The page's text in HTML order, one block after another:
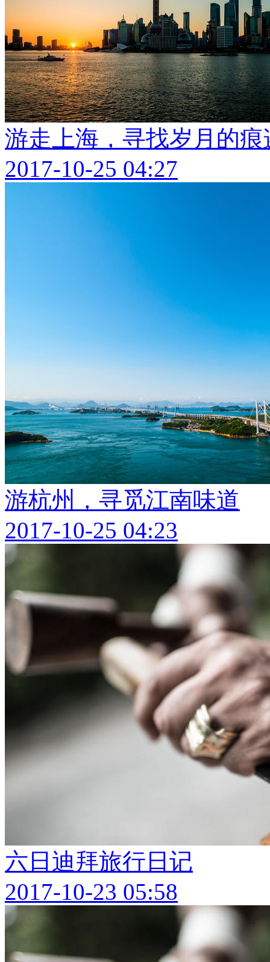
游走上海，寻找岁月的痕
2017-10-25 04:27
游杭州，寻觅江南味道
2017-10-25 04:23
六日迪拜旅行日记
2017-10-23 05:58